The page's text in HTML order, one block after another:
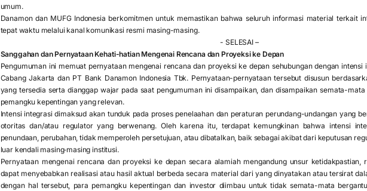
umum.
Danamon dan MUFG Indonesia berkomitmen untuk memastikan bahwa seluruh informasi material terkait
tepat waktu melalui kanal komunikasi resmi masing-masing.
- SELESAI –
Sanggahan dan Pernyataan Kehati-hatian Mengenai Rencana dan Proyeksi ke Depan
Pengumuman ini memuat pernyataan mengenai rencana dan proyeksi ke depan sehubungan dengan intensi
Cabang Jakarta dan PT Bank Danamon Indonesia Tbk. Pernyataan-pernyataan tersebut disusun
yang tersedia serta dianggap wajar pada saat pengumuman ini disampaikan, dan disampaikan semata-
pemangku kepentingan yang relevan.
Intensi integrasi dimaksud akan tunduk pada proses penelaahan dan peraturan perundang-undangan yang
otoritas dan/atau regulator yang berwenang. Oleh karena itu, terdapat kemungkinan bahwa intensi
penundaan, perubahan, tidak memperoleh persetujuan, atau dibatalkan, baik sebagai akibat dari keputusan
luar kendali masing‑masing institusi.
Pernyataan mengenai rencana dan proyeksi ke depan secara alamiah mengandung unsur
dapat menyebabkan realisasi atau hasil aktual berbeda secara material dari yang dinyatakan atau tersirat
dengan hal tersebut, para pemangku kepentingan dan investor diimbau untuk tidak semata-mata